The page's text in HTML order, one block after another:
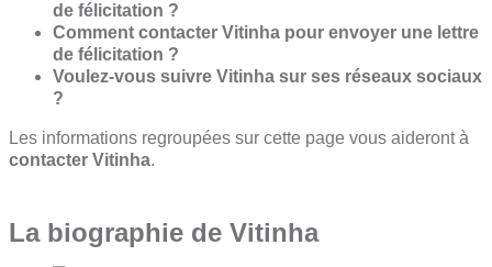
de félicitation ?
Comment contacter Vitinha pour envoyer une lettre
de félicitation ?
Voulez-vous suivre Vitinha sur ses réseaux sociaux
?
Les informations regroupées sur cette page vous aideront à
contacter Vitinha.
La biographie de Vitinha